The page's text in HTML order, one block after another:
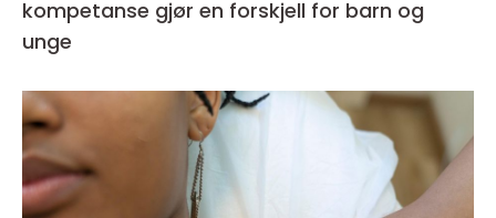
kompetanse gjør en forskjell for barn og
unge